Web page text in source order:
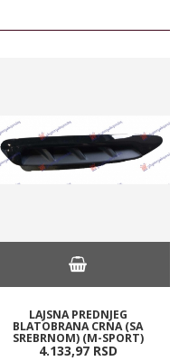
LAJSNA PREDNJEG
BLATOBRANA CRNA (SA
SREBRNOM) (M-SPORT)
4.133,97 RSD